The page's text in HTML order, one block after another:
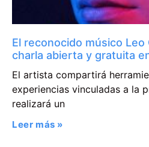
El reconocido músico Leo
charla abierta y gratuita
El artista compartirá
experiencias vinculadas a la
realizará un
Leer más »